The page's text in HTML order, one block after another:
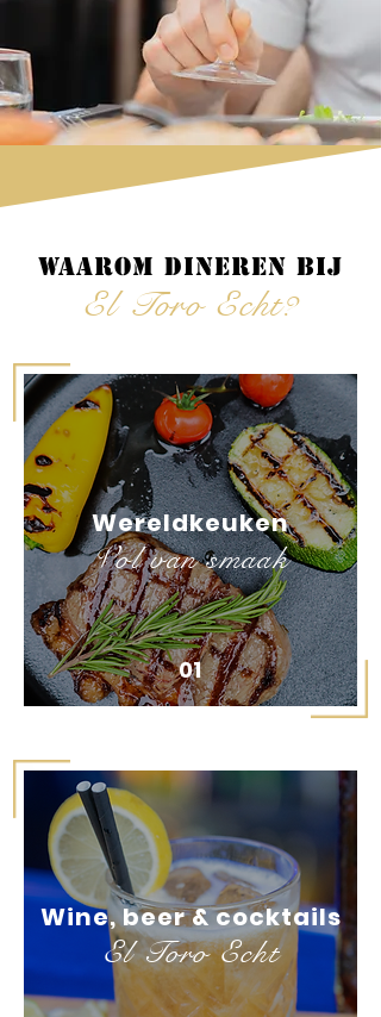
Waarom dineren bij
El Toro Echt?
Wereldkeuken
01
Vol van smaak
El Toro Echt
Wine, beer & cocktails